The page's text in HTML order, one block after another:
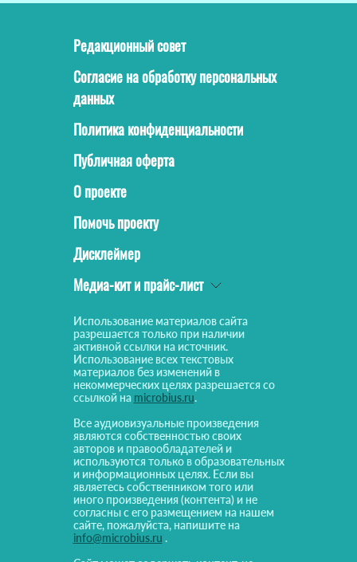
Редакционный совет
Согласие на обработку персональных
данных
Политика конфиденциальности
Публичная оферта
О проекте
Помочь проекту
Дисклеймер
Медиа-кит и прайс-лист
Использование материалов сайта
разрешается только при наличии
активной ссылки на источник.
Использование всех текстовых
материалов без изменений в
некоммерческих целях разрешается со
ссылкой на microbius.ru.
Все аудиовизуальные произведения
являются собственностью своих
авторов и правообладателей и
используются только в образовательных
и информационных целях. Если вы
являетесь собственником того или
иного произведения (контента) и не
согласны с его размещением на нашем
сайте, пожалуйста, напишите на
info@microbius.ru .